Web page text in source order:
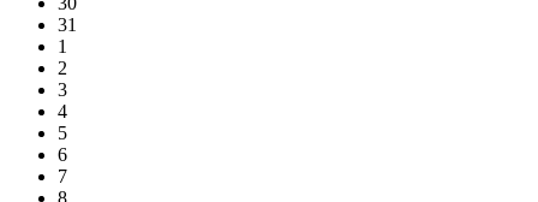
31
1
2
3
4
5
6
7
8